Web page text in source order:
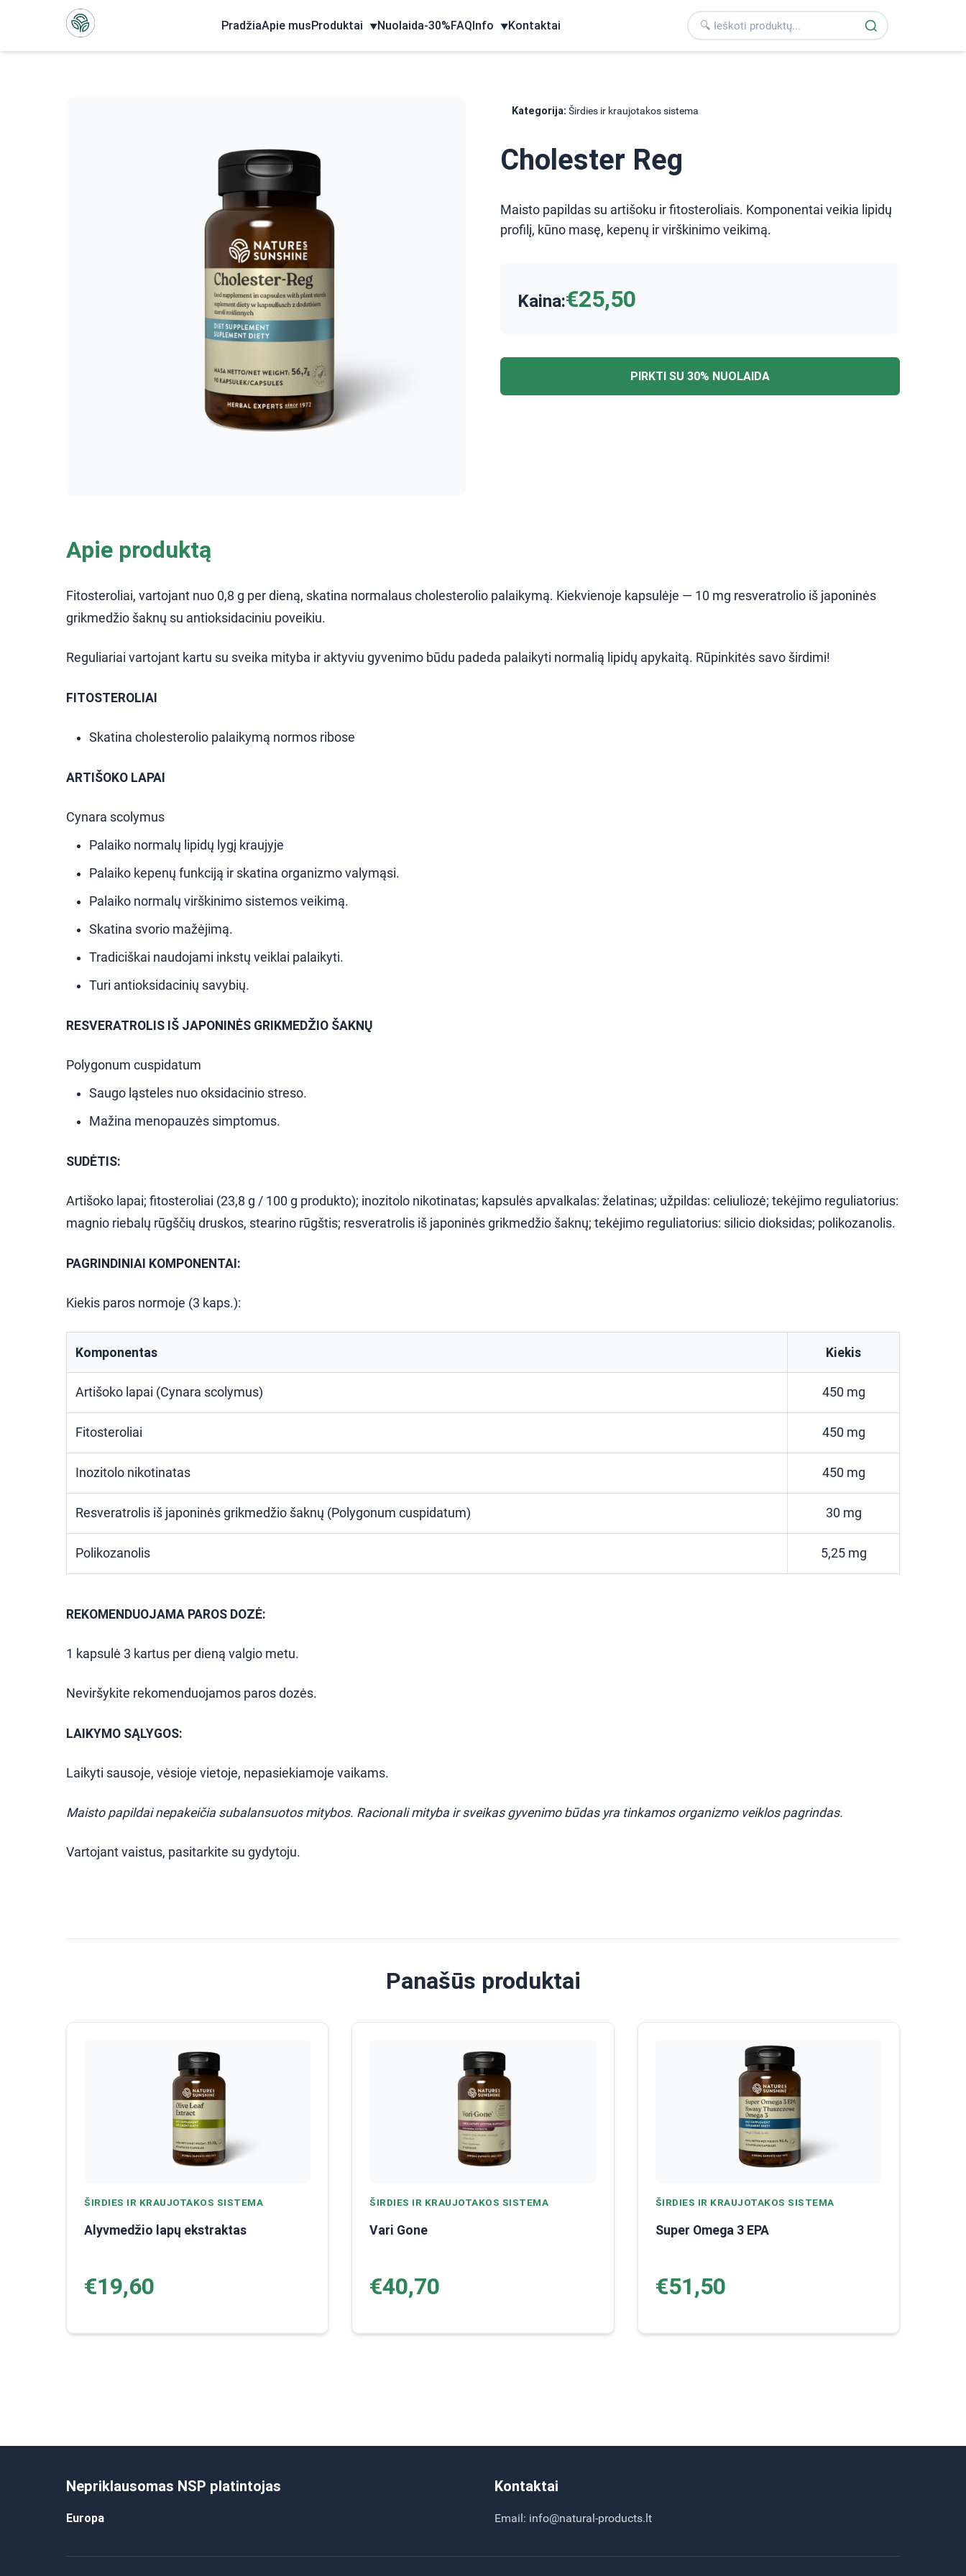
PradžiaApie musProduktai ▼Nuolaida-30%FAQInfo ▼Kontaktai
Kategorija: Širdies ir kraujotakos sistema
Cholester Reg
Maisto papildas su artišoku ir fitosteroliais. Komponentai veikia lipidų
profilį, kūno masę, kepenų ir virškinimo veikimą.
Kaina:€25,50
PIRKTI SU 30% NUOLAIDA
Apie produktą
Fitosteroliai, vartojant nuo 0,8 g per dieną, skatina normalaus cholesterolio palaikymą. Kiekvienoje kapsulėje — 10 mg resveratrolio iš japoninės
grikmedžio šaknų su antioksidaciniu poveikiu.
Reguliariai vartojant kartu su sveika mityba ir aktyviu gyvenimo būdu padeda palaikyti normalią lipidų apykaitą. Rūpinkitės savo širdimi!
FITOSTEROLIAI
Skatina cholesterolio palaikymą normos ribose
ARTIŠOKO LAPAI
Cynara scolymus
Palaiko normalų lipidų lygį kraujyje
Palaiko kepenų funkciją ir skatina organizmo valymąsi.
Palaiko normalų virškinimo sistemos veikimą.
Skatina svorio mažėjimą.
Tradiciškai naudojami inkstų veiklai palaikyti.
Turi antioksidacinių savybių.
RESVERATROLIS IŠ JAPONINĖS GRIKMEDŽIO ŠAKNŲ
Polygonum cuspidatum
Saugo ląsteles nuo oksidacinio streso.
Mažina menopauzės simptomus.
SUDĖTIS:
Artišoko lapai; fitosteroliai (23,8 g / 100 g produkto); inozitolo nikotinatas; kapsulės apvalkalas: želatinas; užpildas: celiuliozė; tekėjimo reguliatorius:
magnio riebalų rūgščių druskos, stearino rūgštis; resveratrolis iš japoninės grikmedžio šaknų; tekėjimo reguliatorius: silicio dioksidas; polikozanolis.
PAGRINDINIAI KOMPONENTAI:
Kiekis paros normoje (3 kaps.):
Komponentas Kiekis
Artišoko lapai (Cynara scolymus) 450 mg
Fitosteroliai 450 mg
Inozitolo nikotinatas 450 mg
Resveratrolis iš japoninės grikmedžio šaknų (Polygonum cuspidatum) 30 mg
Polikozanolis 5,25 mg
REKOMENDUOJAMA PAROS DOZĖ:
1 kapsulė 3 kartus per dieną valgio metu.
Neviršykite rekomenduojamos paros dozės.
LAIKYMO SĄLYGOS:
Laikyti sausoje, vėsioje vietoje, nepasiekiamoje vaikams.
Maisto papildai nepakeičia subalansuotos mitybos. Racionali mityba ir sveikas gyvenimo būdas yra tinkamos organizmo veiklos pagrindas.
Vartojant vaistus, pasitarkite su gydytoju.
Panašūs produktai
ŠIRDIES IR KRAUJOTAKOS SISTEMA
Alyvmedžio lapų ekstraktas
€19,60
ŠIRDIES IR KRAUJOTAKOS SISTEMA
Vari Gone
€40,70
ŠIRDIES IR KRAUJOTAKOS SISTEMA
Super Omega 3 EPA
€51,50
Nepriklausomas NSP platintojas
Europa
Kontaktai
Email: info@natural-products.lt